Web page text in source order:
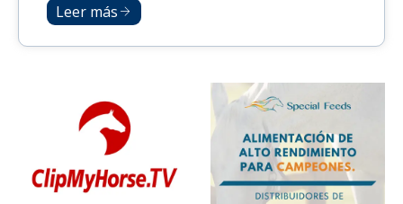
Leer más